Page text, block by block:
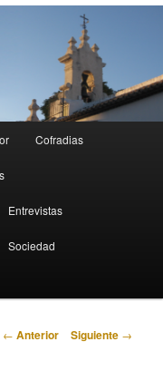
Cofradias
Entrevistas
Sociedad
Navegación
← Anterior Siguiente →